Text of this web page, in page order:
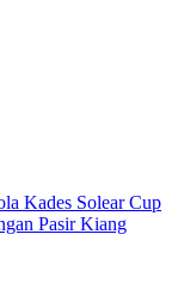
Kades Solear Cup
Pasir Kiang